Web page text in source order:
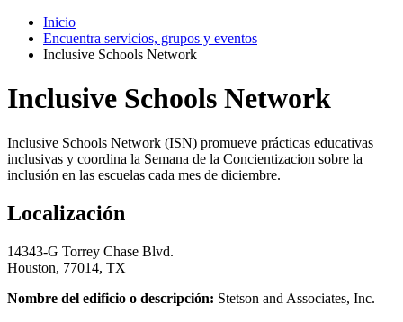
Inicio
Encuentra servicios, grupos y eventos
Inclusive Schools Network
Inclusive Schools Network
Inclusive Schools Network (ISN) promueve prácticas educativas
inclusivas y coordina la Semana de la Concientizacion sobre la
inclusión en las escuelas cada mes de diciembre.
Localización
14343-G Torrey Chase Blvd.
Houston, 77014, TX
Nombre del edificio o descripción: Stetson and Associates, Inc.